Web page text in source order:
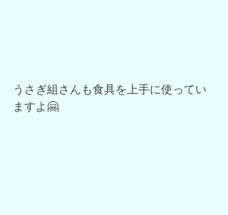
うさぎ組さんも食具を上手に使ってい
ますよ🤗